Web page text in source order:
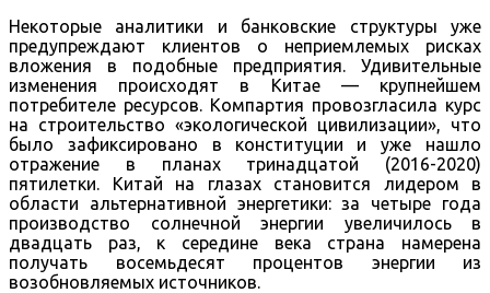
Некоторые аналитики и банковские структуры уже
предупреждают клиентов о неприемлемых рисках
вложения в подобные предприятия. Удивительные
изменения происходят в Китае — крупнейшем
потребителе ресурсов. Компартия провозгласила курс
на строительство «экологической цивилизации», что
было зафиксировано в конституции и уже нашло
отражение в планах тринадцатой (2016-2020)
пятилетки. Китай на глазах становится лидером в
области альтернативной энергетики: за четыре года
производство солнечной энергии увеличилось в
двадцать раз, к середине века страна намерена
получать восемьдесят процентов энергии из
возобновляемых источников.